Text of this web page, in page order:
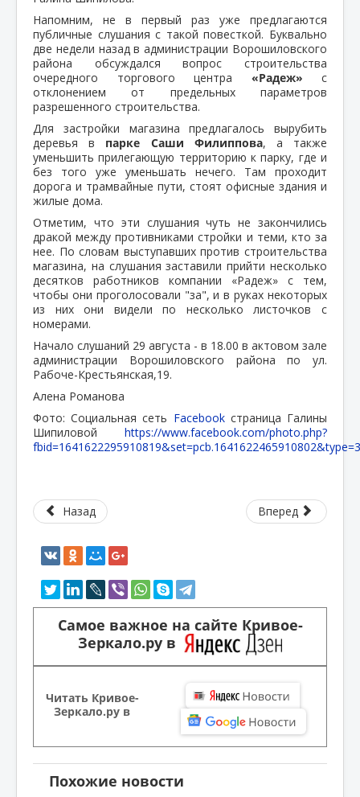
Напомним, не в первый раз уже предлагаются
публичные слушания с такой повесткой. Буквально
две недели назад в администрации Ворошиловского
района обсуждался вопрос строительства
очередного торгового центра «Радеж» с
отклонением от предельных параметров
разрешенного строительства.
Для застройки магазина предлагалось вырубить
деревья в парке Саши Филиппова, а также
уменьшить прилегающую территорию к парку, где и
без того уже уменьшать нечего. Там проходит
дорога и трамвайные пути, стоят офисные здания и
жилые дома.
Отметим, что эти слушания чуть не закончились
дракой между противниками стройки и теми, кто за
нее. По словам выступавших против строительства
магазина, на слушания заставили прийти несколько
десятков работников компании «Радеж» с тем,
чтобы они проголосовали "за", и в руках некоторых
из них они видели по несколько листочков с
номерами.
Начало слушаний 29 августа - в 18.00 в актовом зале
администрации Ворошиловского района по ул.
Рабоче-Крестьянская,19.
Алена Романова
Фото: Социальная сеть Facebookстраница Галины
Шипиловой https://www.facebook.com/photo.php?
Назад Вперед
Самое важное на сайте Кривое-
Зеркало.ру в
Читать Кривое-
Зеркало.ру в
Похожие новости